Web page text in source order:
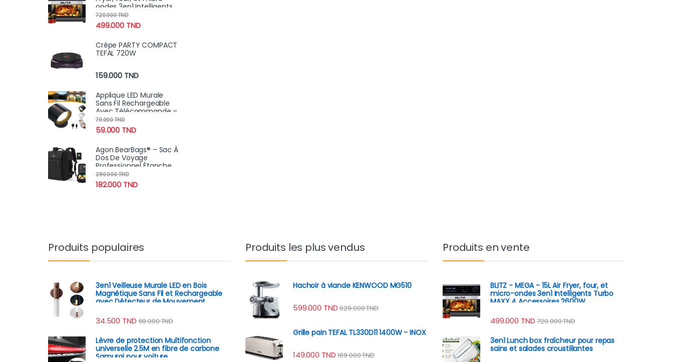
ondes 3en1 Intelligents
Turbo MAXX 4
Accessoires 2600W
499.000 TND
720.000TND
Crêpe PARTY COMPACT
TEFAL 720W
159.000 TND
Applique LED Murale
Sans Fil Rechargeable
Avec Télécommande –
Éclairage Tactile &
Pivotant 360°
59.000 TND
79.000TND
Agon BearBags® – Sac À
Dos De Voyage
Professionnel Étanche
Avec Chargement USB
182.000 TND
280.000TND
Produits populaires
3en1 Veilleuse Murale LED en Bois
Magnétique Sans Fil et Rechargeable
avec Détecteur de Mouvement
34.500 TND 69.000TND
Lèvre de protection Multifonction
universelle 2.5M en fibre de carbone
Samurai pour voiture
Produits les plus vendus
Hachoir à viande KENWOOD MG510
599.000 TND 629.000TND
Grille pain TEFAL TL330D11 1400W - INOX
149.000 TND 169.000TND
Produits en vente
BLITZ - MEGA - 15L Air Fryer, four, et
micro-ondes 3en1 Intelligents Turbo
MAXX 4 Accessoires 2600W
499.000 TND 720.000TND
3en1 Lunch box fraîcheur pour repas
sains et salades croustillantes